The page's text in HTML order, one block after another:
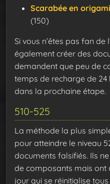
Scarabée en origami
(150)
Si vous n’êtes pas fan de
également créer des
demandent que peu de
temps de recharge de 24
dans la prochaine étape.
510-525
La méthode la plus
pour atteindre le niveau
documents falsifiés. Ils
de composants mais ont
jour qui se réinitialise